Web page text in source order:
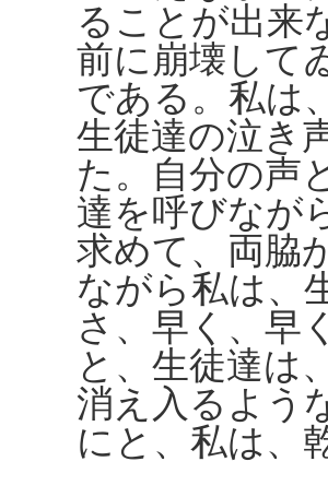
ることが出来
前に崩壊して
である。私は
生徒達の泣き
た。自分の声
達を呼びなが
求めて、両脇
ながら私は、
さ、早く、早
と、生徒達は
消え入るよう
にと、私は、